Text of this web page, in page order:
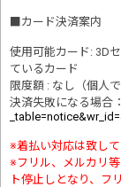
カード決済案内
使用可能カード: 3D
ているカード
限度額 : なし（個人
決済失敗になる場合 ：
※着払い対応は致して
※フリル、メルカリ
ト停止しとなり、フ